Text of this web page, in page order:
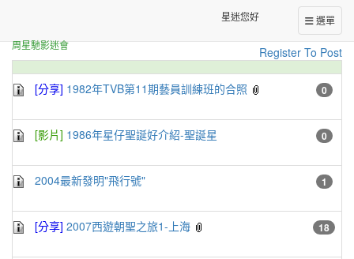
選單
星迷您好
周星馳影迷會
正體中文台港星迷板[Digest]
Register To Post
[分享] 1982年TVB第11期藝員訓練班的合照 0
[影片] 1986年星仔聖誕好介紹-聖誕星 0
2004最新發明"飛行號" 1
[分享] 2007西遊朝聖之旅1-上海 18